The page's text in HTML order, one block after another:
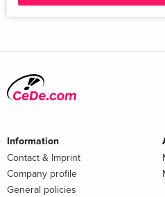
Information
Contact & Imprint
Company profile
General policies